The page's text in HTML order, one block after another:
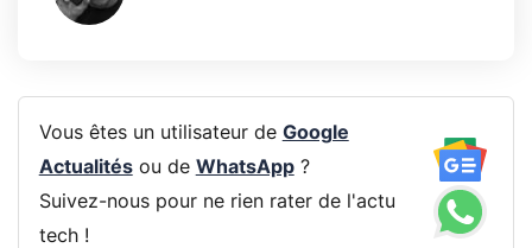
Vous êtes un utilisateur de Google
Actualitésou de WhatsApp?
Suivez-nous pour ne rien rater de l'actu
tech !